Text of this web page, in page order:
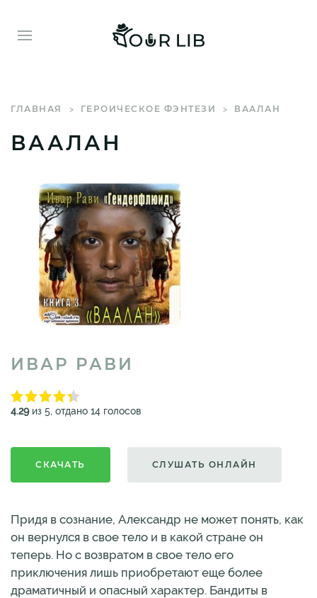
ГЛАВНАЯ ГЕРОИЧЕСКОЕ ФЭНТЕЗИ ВААЛАН
ВААЛАН
ИВАР РАВИ
4.29из 5, отдано 14 голосов
СКАЧАТЬ СЛУШАТЬ ОНЛАЙН
Придя в сознание, Александр не может понять, как
он вернулся в свое тело и в какой стране он
теперь. Но с возвратом в свое тело его
приключения лишь приобретают еще более
драматичный и опасный характер. Бандиты в